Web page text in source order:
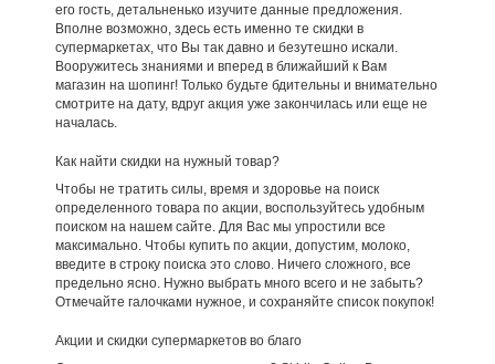
его гость, детальненько изучите данные предложения.
Вполне возможно, здесь есть именно те скидки в
супермаркетах, что Вы так давно и безутешно искали.
Вооружитесь знаниями и вперед в ближайший к Вам
магазин на шопинг! Только будьте бдительны и внимательно
смотрите на дату, вдруг акция уже закончилась или еще не
началась.
Как найти скидки на нужный товар?
Чтобы не тратить силы, время и здоровье на поиск
определенного товара по акции, воспользуйтесь удобным
поиском на нашем сайте. Для Вас мы упростили все
максимально. Чтобы купить по акции, допустим, молоко,
введите в строку поиска это слово. Ничего сложного, все
предельно ясно. Нужно выбрать много всего и не забыть?
Отмечайте галочками нужное, и сохраняйте список покупок!
Акции и скидки супермаркетов во благо